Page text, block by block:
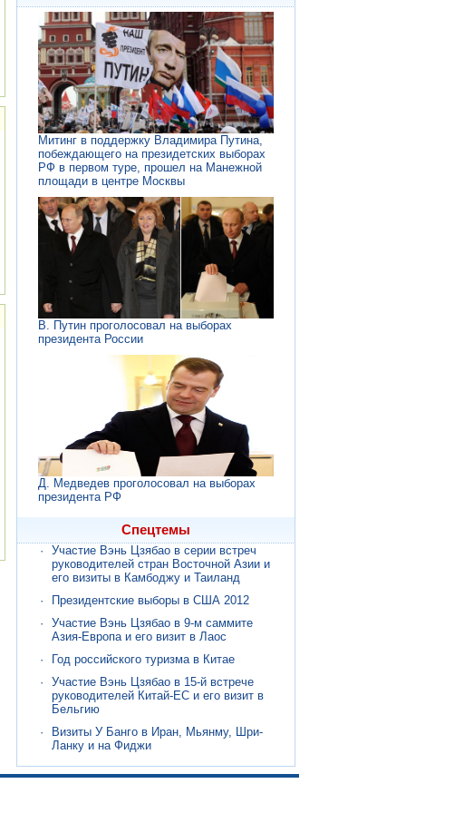
Митинг в поддержку Владимира Путина,
побеждающего на президетских выборах
РФ в первом туре, прошел на Манежной
площади в центре Москвы
В. Путин проголосовал на выборах
президента России
Д. Медведев проголосовал на выборах
президента РФ
Спецтемы
·
Участие Вэнь Цзябао в серии встреч
руководителей стран Восточной Азии и
его визиты в Камбоджу и Таиланд
·
Президентские выборы в США 2012
·
Участие Вэнь Цзябао в 9-м саммите
Азия-Европа и его визит в Лаос
·
Год российского туризма в Китае
·
Участие Вэнь Цзябао в 15-й встрече
руководителей Китай-ЕС и его визит в
Бельгию
·
Визиты У Банго в Иран, Мьянму, Шри-
Ланку и на Фиджи